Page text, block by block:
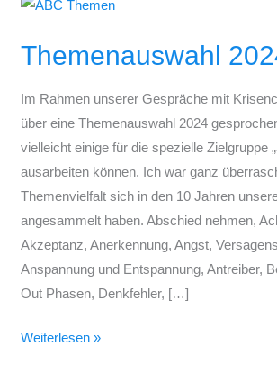
Themenauswahl
Im Rahmen unserer Gespräche mit
über eine Themenauswahl 2024
vielleicht einige für die spezielle Zielgruppe
ausarbeiten können. Ich war ganz
Themenvielfalt sich in den 10 Jahren
angesammelt haben. Abschied nehmen,
Akzeptanz, Anerkennung, Angst,
Anspannung und Entspannung, Antreiber,
Out Phasen, Denkfehler, […]
Weiterlesen »